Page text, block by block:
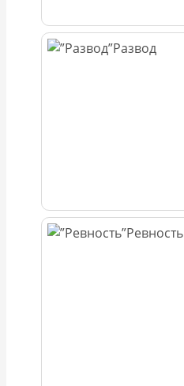
Развод
Ревность